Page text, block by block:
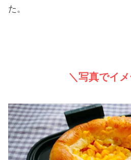
た。
＼写真でイ